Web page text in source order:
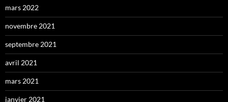
mars 2022
novembre 2021
septembre 2021
avril 2021
mars 2021
janvier 2021